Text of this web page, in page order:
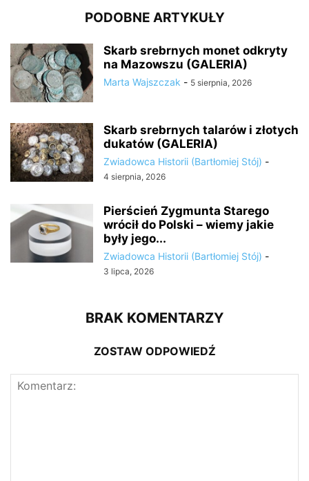
PODOBNE ARTYKUŁY
Skarb srebrnych monet odkryty
na Mazowszu (GALERIA)
Marta Wajszczak - 5 sierpnia, 2026
Skarb srebrnych talarów i złotych
dukatów (GALERIA)
Zwiadowca Historii (Bartłomiej Stój) -
4 sierpnia, 2026
Pierścień Zygmunta Starego
wrócił do Polski – wiemy jakie
były jego...
Zwiadowca Historii (Bartłomiej Stój) -
3 lipca, 2026
BRAK KOMENTARZY
ZOSTAW ODPOWIEDŹ